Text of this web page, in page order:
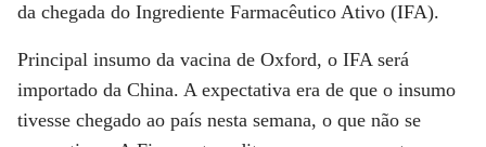
da chegada do Ingrediente Farmacêutico Ativo (IFA).
Principal insumo da vacina de Oxford, o IFA será
importado da China. A expectativa era de que o insumo
tivesse chegado ao país nesta semana, o que não se